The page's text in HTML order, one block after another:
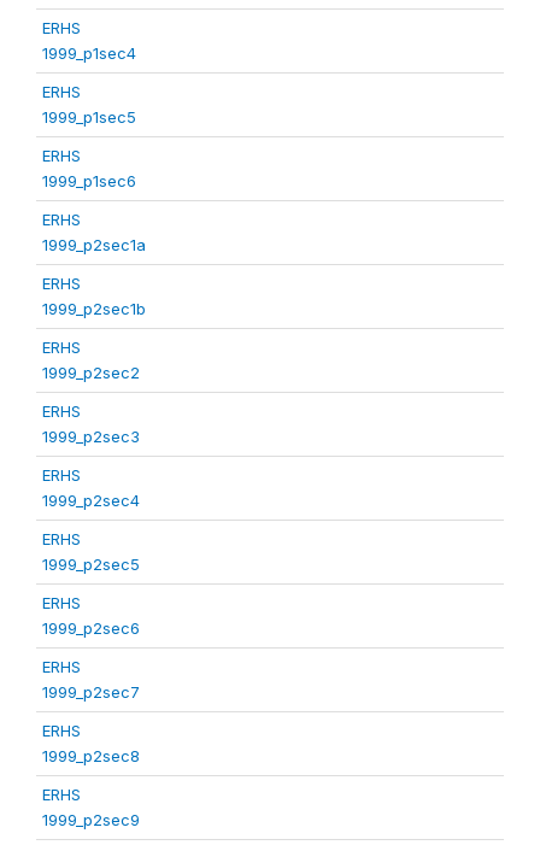
ERHS
1999_p1sec4
ERHS
1999_p1sec5
ERHS
1999_p1sec6
ERHS
1999_p2sec1a
ERHS
1999_p2sec1b
ERHS
1999_p2sec2
ERHS
1999_p2sec3
ERHS
1999_p2sec4
ERHS
1999_p2sec5
ERHS
1999_p2sec6
ERHS
1999_p2sec7
ERHS
1999_p2sec8
ERHS
1999_p2sec9